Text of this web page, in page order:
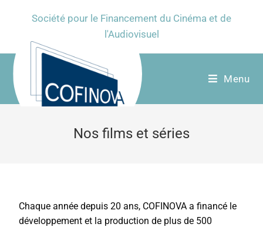
Société pour le Financement du Cinéma et de
l'Audiovisuel
Menu
Nos films et séries
Chaque année depuis 20 ans, COFINOVA a financé le
développement et la production de plus de 500